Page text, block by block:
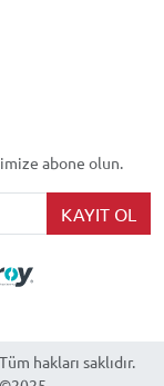
abone olun.
KAYIT OL
Tüm hakları saklıdır.